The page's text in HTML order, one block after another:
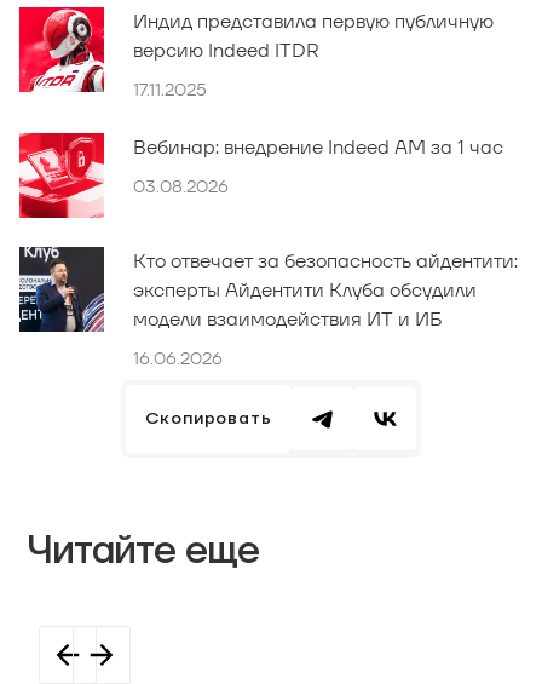
Индид представила первую публичную
версию Indeed ITDR
17.11.2025
Вебинар: внедрение Indeed AM за 1 час
03.08.2026
Кто отвечает за безопасность айдентити:
эксперты Айдентити Клуба обсудили
модели взаимодействия ИТ и ИБ
16.06.2026
Скопировать
Читайте еще